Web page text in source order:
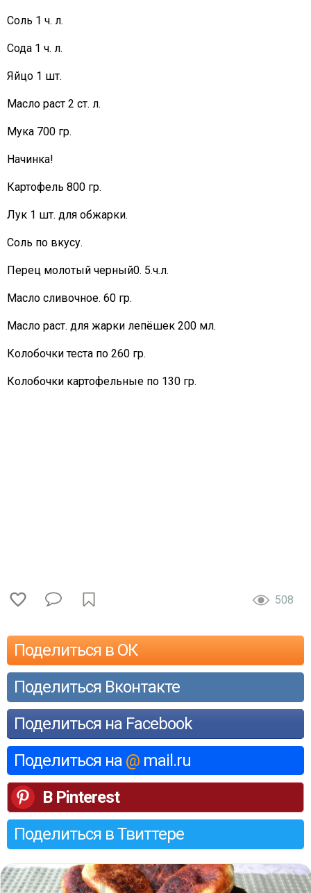
Соль 1 ч. л.
Сода 1 ч. л.
Яйцо 1 шт.
Масло раст 2 ст. л.
Мука 700 гр.
Начинка!
Картофель 800 гр.
Лук 1 шт. для обжарки.
Соль по вкусу.
Перец молотый черный0. 5.ч.л.
Масло сливочное. 60 гр.
Масло раст. для жарки лепёшек 200 мл.
Колобочки теста по 260 гр.
Колобочки картофельные по 130 гр.
508
Поделиться в ОК
Поделиться Вконтакте
Поделиться на Facebook
Поделиться на @ mail.ru
В Pinterest
Поделиться в Твиттере